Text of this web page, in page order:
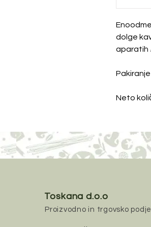
dolge
aparatih
Pakiranje
Neto
Toskana d.o.o
Proizvodno in trgovsko